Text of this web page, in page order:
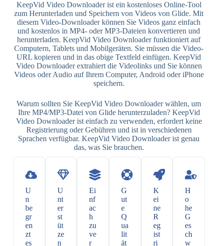
KeepVid Video Downloader ist ein kostenloses Online-Tool
zum Herunterladen und Speichern von Videos von Glide. Mit
diesem Video-Downloader können Sie Videos ganz einfach
und kostenlos in MP4- oder MP3-Dateien konvertieren und
herunterladen. KeepVid Video Downloader funktioniert auf
Computern, Tablets und Mobilgeräten. Sie müssen die Video-
URL kopieren und in das obige Textfeld einfügen. KeepVid
Video Downloader extrahiert die Videolinks und Sie können
Videos oder Audio auf Ihrem Computer, Android oder iPhone
speichern.
Warum sollten Sie KeepVid Video Downloader wählen, um
Ihre MP4/MP3-Datei von Glide herunterzuladen? KeepVid
Video Downloader ist einfach zu verwenden, erfordert keine
Registrierung oder Gebühren und ist in verschiedenen
Sprachen verfügbar. KeepVid Video Downloader ist genau
das, was Sie brauchen.
U
n
be
gr
en
zt
es
U
nt
er
st
üt
ze
n
Ei
nf
ac
h
zu
ve
r
G
ut
e
Q
ua
lit
ät
K
ei
ne
R
eg
ist
ri
H
o
he
G
es
ch
w